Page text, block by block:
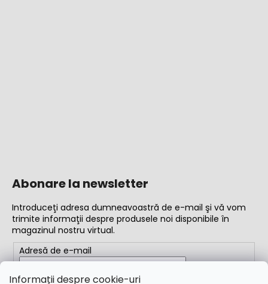
Informații despre cookie-uri
Abonare la newsletter
Introduceţi adresa dumneavoastră de e-mail şi vă vom
trimite informaţii despre produsele noi disponibile în
magazinul nostru virtual.
Adresă de e-mail
Completând adresa de e-mail, acceptați